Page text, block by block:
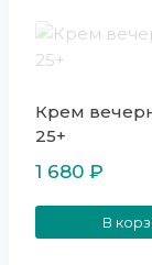
Крем
25+
1 680 ₽
В